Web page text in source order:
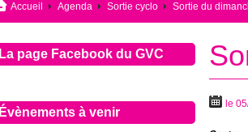
Accueil Agenda Sortie cyclo Sortie du
le
La page Facebook du GVC
Évènements à venir